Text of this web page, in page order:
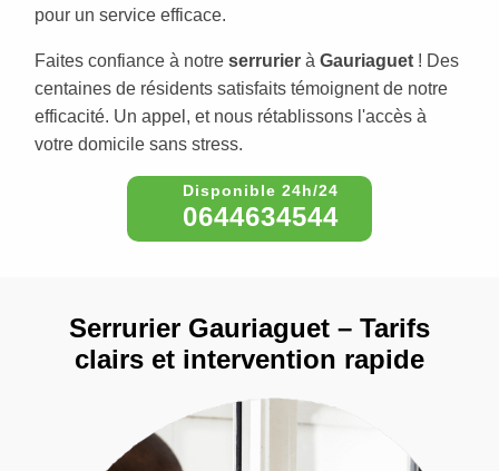
pour un service efficace.
Faites confiance à notre serrurier à Gauriaguet ! Des
centaines de résidents satisfaits témoignent de notre
efficacité. Un appel, et nous rétablissons l'accès à
votre domicile sans stress.
0644634544
Serrurier Gauriaguet – Tarifs
clairs et intervention rapide